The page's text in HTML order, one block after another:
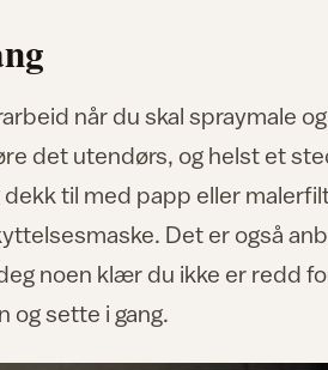
når du skal spraymale
det utendørs, og helst et
til med papp eller
Det er også
noen klær du ikke er redd
og sette i gang.